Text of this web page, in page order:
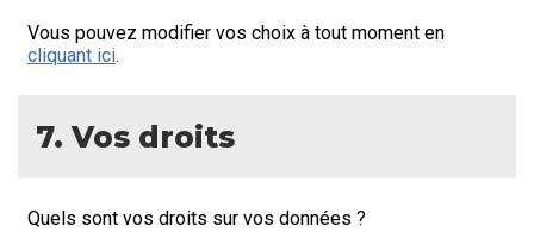
Vous pouvez modifier vos choix à tout moment en
cliquant ici.
7. Vos droits
Quels sont vos droits sur vos données ?